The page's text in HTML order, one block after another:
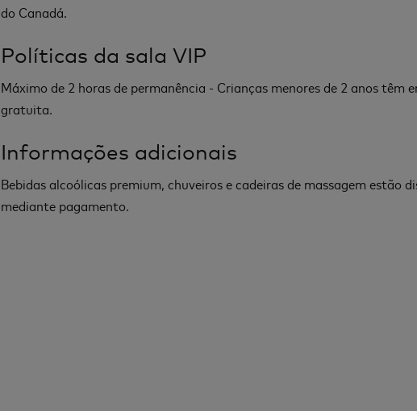
do Canadá.
Políticas da sala VIP
Máximo de 2 horas de permanência - Crianças menores de 2 anos têm
gratuita.
Informações adicionais
Bebidas alcoólicas premium, chuveiros e cadeiras de massagem estão
mediante pagamento.